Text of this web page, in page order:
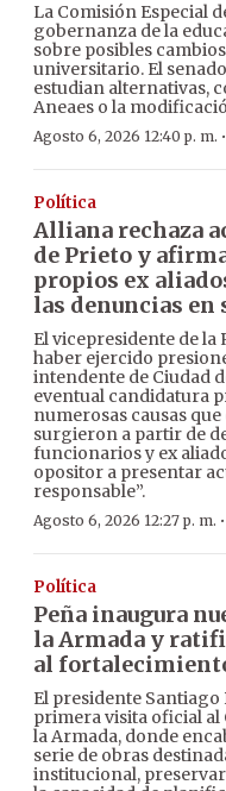
La Comisión Especial
gobernanza de la
sobre posibles
universitario. El
estudian alternativas,
Aneaes o la
Agosto 6, 2026 12:40 p. m. ·
Política
Alliana rechaza
de Prieto y
propios ex
las denuncias en
El vicepresidente de la
haber ejercido
intendente de Ciudad
eventual candidatura
numerosas causas
surgieron a partir de
funcionarios y ex
opositor a presentar
responsable”.
Agosto 6, 2026 12:27 p. m. ·
Política
Peña inaugura
la Armada y
al
El presidente Santiago
primera visita oficial al
la Armada, donde
serie de obras
institucional,